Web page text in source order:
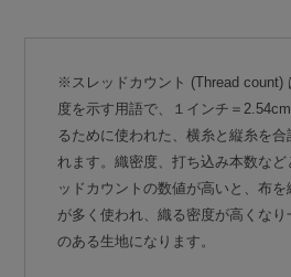
※スレッドカウント (Thread count)
度を示す用語で、１インチ＝
るために使われた、横糸と縦糸を
れます。織密度、打ち込み本数な
ッドカウントの数値が高いと、布
が多く使われ、織る密度が高くなり
のある生地になります。